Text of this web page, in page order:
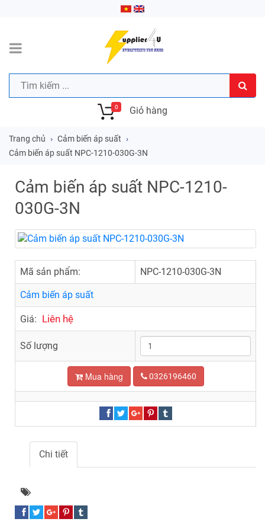
0 Giỏ hàng
Trang chủ
Cảm biến áp suất
Cảm biến áp suất NPC-1210-030G-3N
Cảm biến áp suất NPC-1210-
030G-3N
Mã sản phẩm: NPC-1210-030G-3N
Cảm biến áp suất
Giá: Liên hệ
Số lượng
Mua hàng 0326196460
Chi tiết